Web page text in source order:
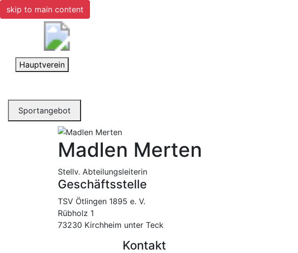
skip to main content
Toggle navigation
Hauptverein
Toggle navigation
Sportangebot
Madlen Merten
Stellv. Abteilungsleiterin
Geschäftsstelle
TSV Ötlingen 1895 e. V.
Rübholz 1
73230 Kirchheim unter Teck
Kontakt